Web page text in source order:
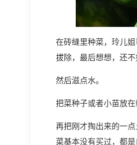
在砖缝里种菜，玲儿
拔除，最后想想，还
然后滋点水。
把菜种子或者小苗放在
再把刚才掏出来的一
菜基本没有买过，都